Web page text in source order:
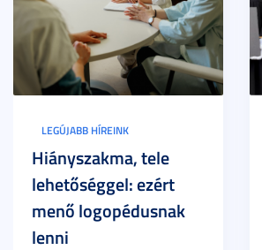
LEGÚJABB HÍREINK
Hiányszakma, tele
lehetőséggel: ezért
menő logopédusnak
lenni